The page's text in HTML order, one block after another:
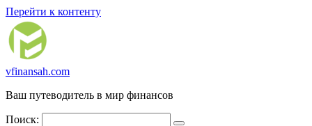
Перейти к контенту
vfinansah.com
Ваш путеводитель в мир финансов
Поиск: